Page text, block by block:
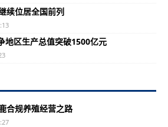
续位居全国前列
地区生产总值突破1500亿元
合规养殖经营之路